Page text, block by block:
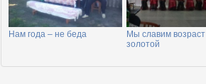
Нам года – не беда
Мы славим возраст
золотой